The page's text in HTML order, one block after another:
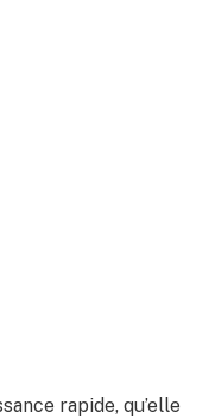
rapide, qu’elle